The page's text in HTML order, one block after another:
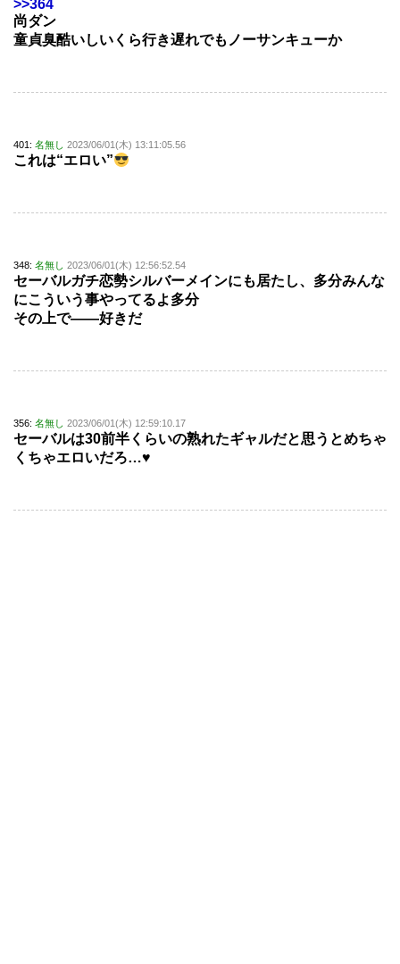
>>364
尚ダン
童貞臭酷いしいくら行き遅れでもノーサンキューか
401: 名無し 2023/06/01(木) 13:11:05.56
これは“エロい”
348: 名無し 2023/06/01(木) 12:56:52.54
セーバルガチ恋勢シルバーメインにも居たし、多分みんな
にこういう事やってるよ多分
その上で――好きだ
356: 名無し 2023/06/01(木) 12:59:10.17
セーバルは30前半くらいの熟れたギャルだと思うとめちゃ
くちゃエロいだろ…♥